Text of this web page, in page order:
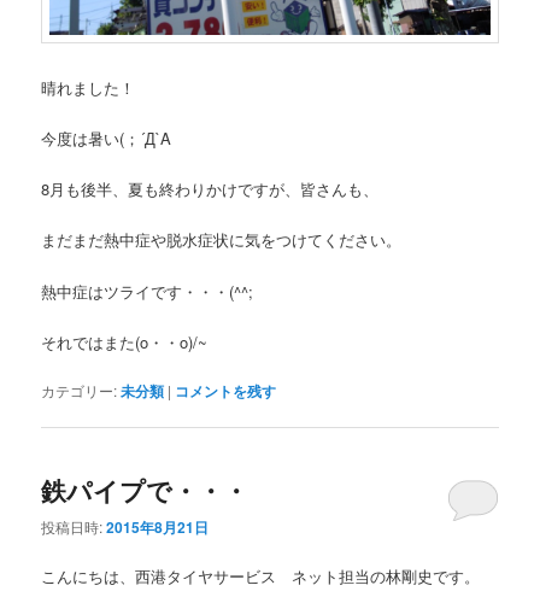
晴れました！
今度は暑い(；´Д`A
8月も後半、夏も終わりかけですが、皆さんも、
まだまだ熱中症や脱水症状に気をつけてください。
熱中症はツライです・・・(^^;
それではまた(o・・o)/~
カテゴリー:未分類 | コメントを残す
鉄パイプで・・・
投稿日時:2015年8月21日
こんにちは、西港タイヤサービス ネット担当の林剛史です。